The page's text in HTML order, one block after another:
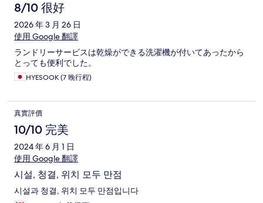
8/10 很好
2026 年 3 月 26 日
使用 Google 翻譯
ランドリーサービスは乾燥ができる洗濯機が付いてあったから
とっても便利でした。
HYESOOK (7 晚行程)
真實評價
10/10 完美
2024 年 6 月 1 日
使用 Google 翻譯
시설, 청결, 위치 모두 만점
시설과 청결, 위치 모두 만점입니다